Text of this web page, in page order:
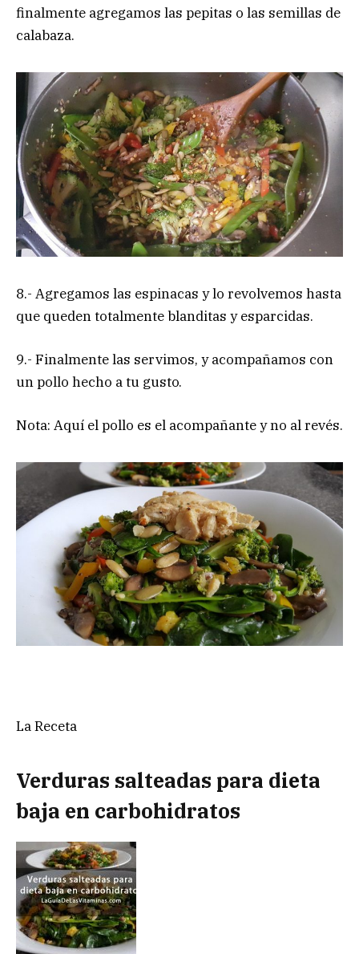
finalmente agregamos las pepitas o las semillas de
calabaza.
8.- Agregamos las espinacas y lo revolvemos hasta
que queden totalmente blanditas y esparcidas.
9.- Finalmente las servimos, y acompañamos con
un pollo hecho a tu gusto.
Nota: Aquí el pollo es el acompañante y no al revés.
La Receta
Verduras salteadas para dieta
baja en carbohidratos